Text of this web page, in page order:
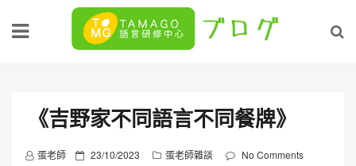
《吉野家不同語言不同餐牌》
蛋老師
P 23/10/2023 蛋老師雜談 No Comments